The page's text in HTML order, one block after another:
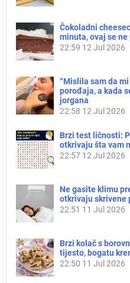
Čokoladni
minuta, ovaj se ne
22:59 12 Jul 2026
“Mislila sam da
porođaja, a kada
jorgana
22:58 12 Jul 2026
Brzi test ličnosti:
otkrivaju šta vam
22:57 12 Jul 2026
Ne gasite klimu
otkrivaju skrivene
22:51 11 Jul 2026
Brzi kolač s
tijesto, bogatu
22:50 11 Jul 2026